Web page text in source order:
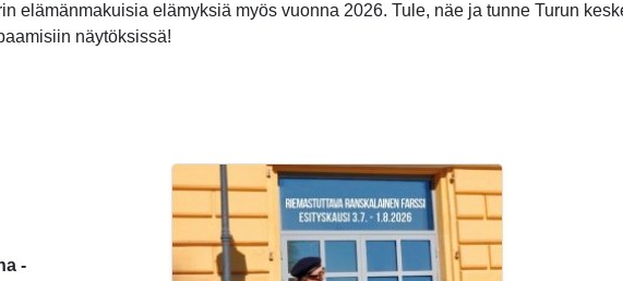
elämänmakuisia elämyksiä myös vuonna 2026. Tule, näe ja tunne Turun
näytöksissä!
-